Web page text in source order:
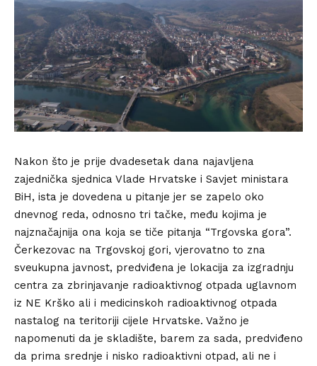
Nakon što je prije dvadesetak dana najavljena
zajednička sjednica Vlade Hrvatske i Savjet ministara
BiH, ista je dovedena u pitanje jer se zapelo oko
dnevnog reda, odnosno tri tačke, među kojima je
najznačajnija ona koja se tiče pitanja “Trgovska gora”.
Čerkezovac na Trgovskoj gori, vjerovatno to zna
sveukupna javnost, predviđena je lokacija za izgradnju
centra za zbrinjavanje radioaktivnog otpada uglavnom
iz NE Krško ali i medicinskoh radioaktivnog otpada
nastalog na teritoriji cijele Hrvatske. Važno je
napomenuti da je skladište, barem za sada, predviđeno
da prima srednje i nisko radioaktivni otpad, ali ne i